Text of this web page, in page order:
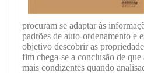
procuram se adaptar às
padrões de auto-ordenamento e
objetivo descobrir as
fim chega-se a conclusão de
mais condizentes quando